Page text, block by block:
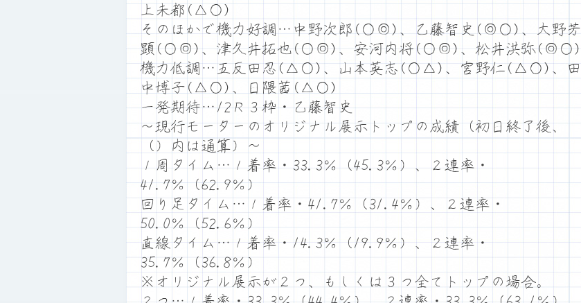
上未都(△○)
そのほかで機力好調…中野次郎(○◎)、乙藤智史(◎○)、大野芳
顕(○◎)、津久井拓也(○◎)、安河内将(○◎)、松井洪弥(◎○)
機力低調…五反田忍(△○)、山本英志(○△)、宮野仁(△○)、田
中博子(△○)、日隈茜(△○)
一発期待…12Ｒ３枠・乙藤智史
～現行モーターのオリジナル展示トップの成績（初日終了後、
（）内は通算）～
１周タイム…１着率・33.3％（45.3％）、２連率・
41.7％（62.9％）
回り足タイム…１着率・41.7％（31.4％）、２連率・
50.0％（52.6％）
直線タイム…１着率・14.3％（19.9％）、２連率・
35.7％（36.8％）
※オリジナル展示が２つ、もしくは３つ全てトップの場合。